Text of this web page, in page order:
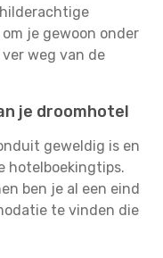
je gewoon onder
weg van de
je droomhotel
geweldig is en
hotelboekingtips.
ben je al een eind
te vinden die